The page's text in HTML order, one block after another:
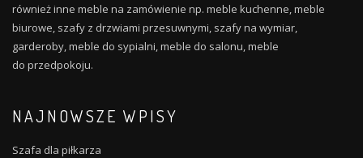
również inne meble na zamówienie np. meble kuchenne, meble
biurowe, szafy z drzwiami przesuwnymi, szafy na wymiar,
garderoby, meble do sypialni, meble do salonu, meble
do przedpokoju.
NAJNOWSZE WPISY
Szafa dla piłkarza